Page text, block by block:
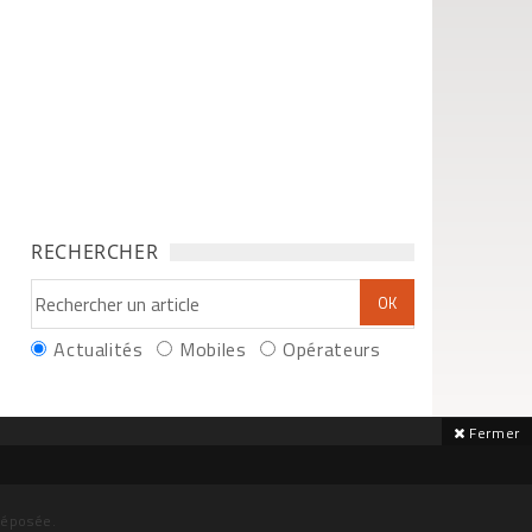
RECHERCHER
Actualités Mobiles Opérateurs
Fermer